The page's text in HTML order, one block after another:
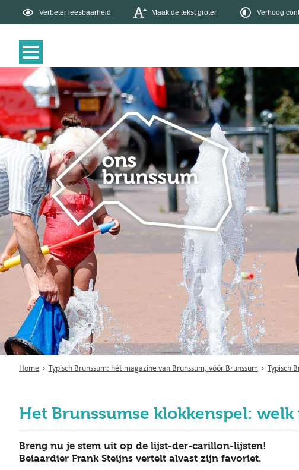
Verbeter leesbaarheid Maak de tekst groter Verhoog
Home Typisch Brunssum: hét magazine van Brunssum, vóór Brunssum Typisch
Het Brunssumse klokkenspel:
Breng nu je stem uit op de lijst-der-carillon-lijsten!
Beiaardier Frank Steijns vertelt alvast zijn favoriet.